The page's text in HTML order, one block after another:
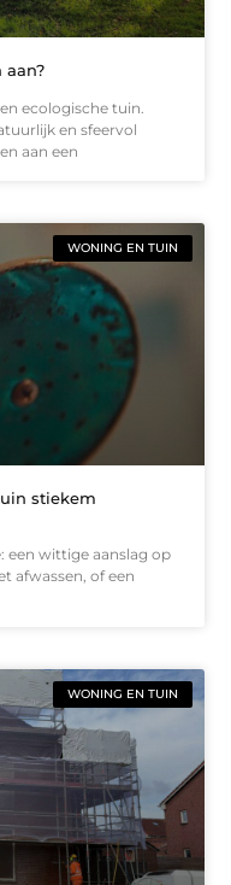
aan?
ecologische tuin.
en sfeervol
aan een
WONING EN TUIN
stiekem
een wittige aanslag op
afwassen, of een
WONING EN TUIN